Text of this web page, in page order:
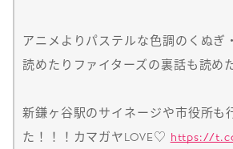
アニメよりパステルな色調のくぬぎ
読めたりファイターズの裏話も読め
新鎌ヶ谷駅のサイネージや市役所も
た！！！カマガヤLOVE♡ https://